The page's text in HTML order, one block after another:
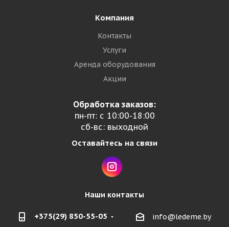
Компания
Контакты
Услуги
Аренда оборудования
Акции
Обработка заказов:
пн-пт: с 10:00-18:00
сб-вс: выходной
Оставайтесь на связи
Наши контакты
+375(29) 850-55-05 info@ledeme.by